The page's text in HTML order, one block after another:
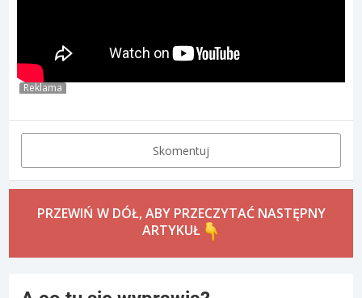
Reklama
Skomentuj
PRZEWIŃ W DÓŁ, ABY PRZECZYTAĆ NASTĘPNY
ARTYKUŁ